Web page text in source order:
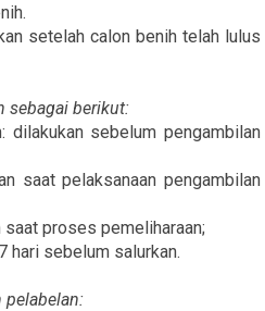
setelah calon benih telah lulus
sebagai berikut:
dilakukan sebelum pengambilan
pelaksanaan pengambilan
proses pemeliharaan;
hari sebelum salurkan.
pelabelan: